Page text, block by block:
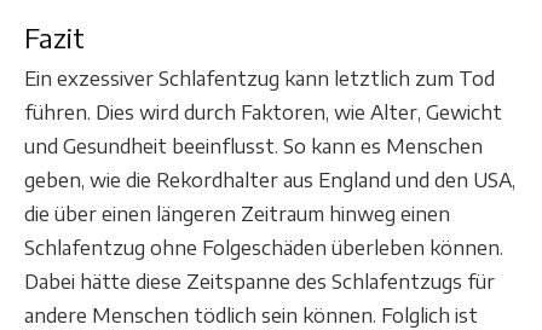
Fazit
Ein exzessiver Schlafentzug kann letztlich zum Tod
führen. Dies wird durch Faktoren, wie Alter, Gewicht
und Gesundheit beeinflusst. So kann es Menschen
geben, wie die Rekordhalter aus England und den USA,
die über einen längeren Zeitraum hinweg einen
Schlafentzug ohne Folgeschäden überleben können.
Dabei hätte diese Zeitspanne des Schlafentzugs für
andere Menschen tödlich sein können. Folglich ist